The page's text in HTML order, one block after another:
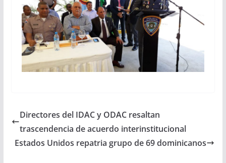
Directores del IDAC y ODAC resaltan
trascendencia de acuerdo interinstitucional
Estados Unidos repatria grupo de 69 dominicanos